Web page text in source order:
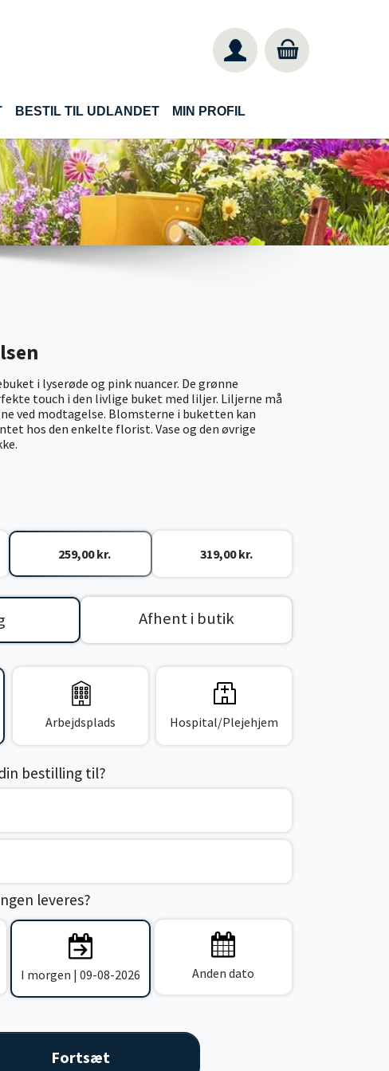
BESTIL TIL UDLANDET MIN PROFIL
i lyserøde og pink nuancer. De grønne
touch i den livlige buket med liljer. Liljerne må
ved modtagelse. Blomsterne i buketten kan
hos den enkelte florist. Vase og den øvrige
259,00 kr. 319,00 kr.
Afhent i butik
Arbejdsplads Hospital/Plejehjem
bestilling til?
leveres?
I morgen | 09-08-2026 Anden dato